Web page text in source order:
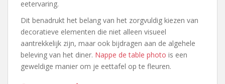
eetervaring.
Dit benadrukt het belang van het zorgvuldig kiezen van
decoratieve elementen die niet alleen visueel
aantrekkelijk zijn, maar ook bijdragen aan de algehele
beleving van het diner. Nappe de table photo is een
geweldige manier om je eettafel op te fleuren.